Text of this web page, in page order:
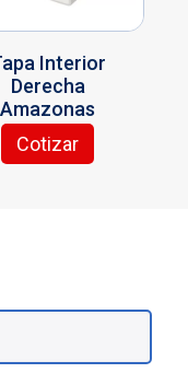
Interior
Derecha
Amazonas
Cotizar